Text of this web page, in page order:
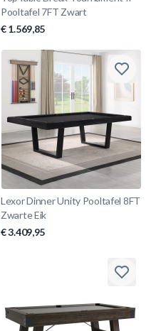
Pooltafel 7FT Zwart
€ 1.569,85
Lexor Dinner Unity Pooltafel 8FT
Zwarte Eik
€ 3.409,95